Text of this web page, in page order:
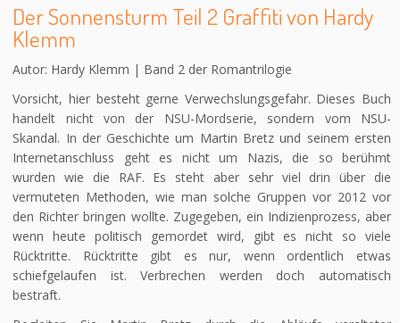
Der Sonnensturm Teil 2 Graffiti von Hardy
Klemm
Autor: Hardy Klemm | Band 2 der Romantrilogie
Vorsicht, hier besteht gerne Verwechslungsgefahr. Dieses Buch
handelt nicht von der NSU-Mordserie, sondern vom NSU-
Skandal. In der Geschichte um Martin Bretz und seinem ersten
Internetanschluss geht es nicht um Nazis, die so berühmt
wurden wie die RAF. Es steht aber sehr viel drin über die
vermuteten Methoden, wie man solche Gruppen vor 2012 vor
den Richter bringen wollte. Zugegeben, ein Indizienprozess, aber
wenn heute politisch gemordet wird, gibt es nicht so viele
Rücktritte. Rücktritte gibt es nur, wenn ordentlich etwas
schiefgelaufen ist. Verbrechen werden doch automatisch
bestraft.